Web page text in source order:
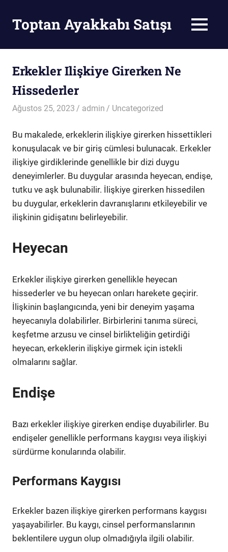
contentToptan Ayakkabı Satışı
Satışı
MENU
Erkekler Ilişkiye Girerken Ne
Hissederler
Ağustos 25, 2023 admin Uncategorized
Bu makalede, erkeklerin ilişkiye girerken hissettikleri
konuşulacak ve bir giriş cümlesi bulunacak. Erkekler
ilişkiye girdiklerinde genellikle bir dizi duygu
deneyimlerler. Bu duygular arasında heyecan, endişe,
tutku ve aşk bulunabilir. İlişkiye girerken hissedilen
bu duygular, erkeklerin davranışlarını etkileyebilir ve
ilişkinin gidişatını belirleyebilir.
Heyecan
Erkekler ilişkiye girerken genellikle heyecan
hissederler ve bu heyecan onları harekete geçirir.
İlişkinin başlangıcında, yeni bir deneyim yaşama
heyecanıyla dolabilirler. Birbirlerini tanıma süreci,
keşfetme arzusu ve cinsel birlikteliğin getirdiği
heyecan, erkeklerin ilişkiye girmek için istekli
olmalarını sağlar.
Endişe
Bazı erkekler ilişkiye girerken endişe duyabilirler. Bu
endişeler genellikle performans kaygısı veya ilişkiyi
sürdürme konularında olabilir.
Performans Kaygısı
Erkekler bazen ilişkiye girerken performans kaygısı
yaşayabilirler. Bu kaygı, cinsel performanslarının
beklentilere uygun olup olmadığıyla ilgili olabilir.